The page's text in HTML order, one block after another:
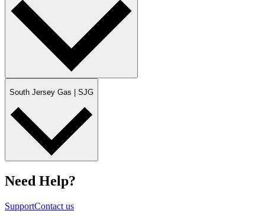
South Jersey Gas | SJG​​​​‌ ‍ ​‍​‍‌‍ ‌ ​‍‌‍‍‌‌‍‌ ‌‍‍‌‌‍ ‍​‍​‍​ ‍‍​‍​‍‌ ​ ‌‍​‌‌‍ ‍‌‍‍‌‌ ‌​‌ ‍‌​‍ ‍‌‍‍‌‌‍ ​‍​‍​‍ ​​‍​‍‌‍‍​‌ ​‍‌‍‌‌‌‍‌‍​‍​‍​ ‍‍​‍​‍‌‍‍​‌ ‌​‌ ‌​‌ ​​​ ‍‍​‍ ​‍ ‌‍ ​‌‍ ‌‍​ ‌‍​‌‌‍ ​‌‍‍​‌‍ ‌ ​ ‌ ‌​​ ‍‍​ ​ ​ ​ ​ ​ ​ ​ ​‍ ‌‍‍‌‌‍ ‍‌ ‌​‌‍‌‌‌‍ ‍‌ ‌​​‍ ‌‍‌‌‌‍‌​‌‍‍‌‌ ‌​​‍ ‌‍ ‌‌‍ ‌‍‌​‌‍‌‌​ ‌‌ ​​‌ ​‍‌‍‌‌‌ ​ ‌‍‌‌‌‍ ‍‌ ‌​‌‍​‌‌ ‌​‌‍‍‌‌‍ ‌‍ ‍​ ‍ ‌‍‍‌‌‍‌​​ ‌‌‍‌​‌‍​‌​ ​​​ ​ ‌‍​ ​ ‍​​ ‌‌‌‍​‍​‍ ‌‌‍‌‍‌‍‌​‌‍​‌​ ​‌​‍ ‌​ ‌​​ ​​‌‍‌‍​ ​‌​‍ ‌​ ‍‌​ ‍‌‌‍‌‍​ ​ ​‍ ‌​ ‌‍​ ‌‌‌‍​‍​ ‍‌‌‍‌​‌‍‌‍‌‍​‍​ ‍​​ ‍​​ ‌‍‌‍​‌​ ‌ ​ ‍ ‌ ‌​‌ ‍‌‌ ​​‌‍‌‌​ ‌‌ ​‍‌‍‌‌‌ ​​‌‍ ‌ ​‍‌ ‌​​ ‍ ‌ ​​‌‍​‌‌ ‌​‌‍‍​​ ‌‌ ‌​‌‍‍‌‌‍ ‌‌‍‌‌‌‌​​‌‍‌‌‌ ​‍‌‍‍‌‌‍ ‌‍‌​‌ ​ ​‍‌‌​ ‌‌‌​​‍‌‌ ‌‍‍ ‌‍‌‌‌ ‍‌​‍‌‌​ ​ ‌​‌​​‍‌‌​ ​ ‌​‌​​‍‌‌​ ​‍​ ​‍​ ​‍​ ‌​​ ​‌​ ‍​‌‍‌​​ ​‍​ ‍​‌‍​ ‌‍‌​​ ​‌‌‍​‌​ ‌‍​‍‌‌​ ​‍​ ​‍​‍‌‌​ ‌‌‌​‌​​‍ ‍‌ ​ ‌‍‌‌‌‍​ ‌ ‌​‌‍‍‌‌‍ ‌‍ ‍‌ ​ ​‍‌‌​ ‌‌‌​​‍‌‌ ‌‍‍ ‌‍‌‌‌ ‍‌​‍‌‌​ ​ ‌​‌​​‍‌‌​ ​ ‌​‌​​‍‌‌​ ​‍​ ​‍‌‍‌‌​ ​‍‌‍‌​‌‍​‌‌‍‌‌​ ​ ​ ‍‌‌‍‌​‌‍​‌​ ​​​ ​‌​ ​‍​‍‌‌​ ​‍​ ​‍​‍‌‌​ ‌‌‌​‌​​‍ ‍‌‍​ ‌‍ ‌‍ ‍‌ ‌​‌‍‌‌‌‍ ‍‌ ‌​​‍‌‌​ ‌‌‌​​‍‌‌ ‌‍‍ ‌‍‌‌‌ ‍‌​‍‌‌​ ​ ‌​‌​​‍‌‌​ ​ ‌​‌​​‍‌‌​ ​‍​ ​‍​ ‍​​ ​‌​ ​ ​ ​‍​ ​ ‌‍‌​​ ‍‌​ ​​​ ‍​​ ​ ​ ​​‌‍​‍​‍‌‌​ ​‍​ ​‍​‍‌‌​ ‌‌‌​‌​​‍ ‍‌‍‍‌‌ ‌​‌‍‌‌‌‍ ‌‌ ​ ​‍‌‌​ ‌‌‌​​‍‌‌ ‌‍‍ ‌‍‌‌‌ ‍‌​‍‌‌​ ​ ‌​‌​​‍‌‌​ ​ ‌​‌​​‍‌‌​ ​‍​ ​‍‌‍​ ‌‍‌​​ ‌‌​ ​​​ ​‌​ ​​‌‍‌‌​ ‍‌‌‍​‍​ ‌ ​ ​‍​ ‌​​‍‌‌​ ​‍​ ​‍​‍‌‌​ ‌‌‌​‌​​‍ ‍‌‍‍​‌‍‌‌‌‍​‌‌‍‌​‌‍‍‌‌‍ ‍‌‍‌ ​ ‌‍​‍‌‍​‌‌ ​ ‌‍‌‌‌‌‌‌‌ ​‍‌‍ ​​ ‌‌‍‍​‌ ‌​‌ ‌​‌ ​​​‍‌‌​ ​ ‌​​‌​‍‌‌​ ​‍‌​‌‍​‍‌‌​ ​‍‌​‌‍‌‍ ​‌‍ ‌‍​ ‌‍​‌‌‍ ​‌‍‍​‌‍ ‌ ​ ‌ ‌​​‍‌‌​ ​ ‌​​‌​ ​ ​ ​ ​ ​ ​ ​ ​‍‌‍‌‍‍‌‌‍‌​​ ‌‌‍‌​‌‍​‌​ ​​​ ​ ‌‍​ ​ ‍​​ ‌‌‌‍​‍​‍ ‌‌‍‌‍‌‍‌​‌‍​‌​ ​‌​‍ ‌​ ‌​​ ​​‌‍‌‍​ ​‌​‍ ‌​ ‍‌​ ‍‌‌‍‌‍​ ​ ​‍ ‌​ ‌‍​ ‌‌‌‍​‍​ ‍‌‌‍‌​‌‍‌‍‌‍​‍​ ‍​​ ‍​​ ‌‍‌‍​‌​ ‌ ​‍‌‍‌ ‌​‌ ‍‌‌ ​​‌‍‌‌​ ‌‌ ​‍‌‍‌‌‌ ​​‌‍ ‌ ​‍‌ ‌​​‍‌‍‌ ​​‌‍​‌‌ ‌​‌‍‍​​ ‌‌ ‌​‌‍‍‌‌‍ ‌‌‍‌‌‌‌​​‌‍‌‌‌ ​‍‌‍‍‌‌‍ ‌‍‌​‌ ​ ​‍‌‌​ ‌‌‌​​‍‌‌ ‌‍‍ ‌‍‌‌‌ ‍‌​‍‌‌​ ​ ‌​‌​​‍‌‌​ ​ ‌​‌​​‍‌‌​ ​‍​ ​‍​ ​‍​ ‌​​ ​‌​ ‍​‌‍‌​​ ​‍​ ‍​‌‍​ ‌‍‌​​ ​‌‌‍​‌​ ‌‍​‍‌‌​ ​‍​ ​‍​‍‌‌​ ‌‌‌​‌​​‍ ‍‌ ​ ‌‍‌‌‌‍​ ‌ ‌​‌‍‍‌‌‍ ‌‍ ‍‌ ​ ​‍‌‌​ ‌‌‌​​‍‌‌ ‌‍‍ ‌‍‌‌‌ ‍‌​‍‌‌​ ​ ‌​‌​​‍‌‌​ ​ ‌​‌​​‍‌‌​ ​‍​ ​‍‌‍‌‌​ ​‍‌‍‌​‌‍​‌‌‍‌‌​ ​ ​ ‍‌‌‍‌​‌‍​‌​ ​​​ ​‌​ ​‍​‍‌‌​ ​‍​ ​‍​‍‌‌​ ‌‌‌​‌​​‍ ‍‌‍​ ‌‍ ‌‍ ‍‌ ‌​‌‍‌‌‌‍ ‍‌ ‌​​‍‌‌​ ‌‌‌​​‍‌‌ ‌‍‍ ‌‍‌‌‌ ‍‌​‍‌‌​ ​ ‌​‌​​‍‌‌​ ​ ‌​‌​​‍‌‌​ ​‍​ ​‍​ ‍​​ ​‌​ ​ ​ ​‍​ ​ ‌‍‌​​ ‍‌​ ​​​ ‍​​ ​ ​ ​​‌‍​‍​‍‌‌​ ​‍​ ​‍​‍‌‌​ ‌‌‌​‌​​‍ ‍‌‍‍‌‌ ‌​‌‍‌‌‌‍ ‌‌ ​ ​‍‌‌​ ‌‌‌​​‍‌‌ ‌‍‍ ‌‍‌‌‌ ‍‌​‍‌‌​ ​ ‌​‌​​‍‌‌​ ​ ‌​‌​​‍‌‌​ ​‍​ ​‍‌‍​ ‌‍‌​​ ‌‌​ ​​​ ​‌​ ​​‌‍‌‌​ ‍‌‌‍​‍​ ‌ ​ ​‍​ ‌​​‍‌‌​ ​‍​ ​‍​‍‌‌​ ‌‌‌​‌​​‍ ‍‌‍‍​‌‍‌‌‌‍​‌‌‍‌​‌‍‍‌‌‍ ‍‌‍‌ ​‍‌‍‌ ​​‌‍‌‌‌ ​‍‌ ​ ‌ ​​‌‍‌‌‌‍​ ‌ ‌​‌‍‍‌‌ ‌‍‌‍‌‌​ ‌‌ ​​‌ ‌‌‌‍​‍‌‍ ​‌‍‍‌‌ ​ ‌‍‍​‌‍‌‌‌‍‌​​‍​‍‌ ‌
Need Help?​​​​‌ ‍ ​‍​‍‌‍ ‌ ​‍‌‍‍‌‌‍‌ ‌‍‍‌‌‍ ‍​‍​‍​ ‍‍​‍​‍‌ ​ ‌‍​‌‌‍ ‍‌‍‍‌‌ ‌​‌ ‍‌​‍ ‍‌‍‍‌‌‍ ​‍​‍​‍ ​​‍​‍‌‍‍​‌ ​‍‌‍‌‌‌‍‌‍​‍​‍​ ‍‍​‍​‍‌‍‍​‌ ‌​‌ ‌​‌ ​​​ ‍‍​‍ ​‍ ‌‍ ​‌‍ ‌‍​ ‌‍​‌‌‍ ​‌‍‍​‌‍ ‌ ​ ‌ ‌​​ ‍‍​ ​ ​ ​ ​ ​ ​ ​ ​‍ ‌‍‍‌‌‍ ‍‌ ‌​‌‍‌‌‌‍ ‍‌ ‌​​‍ ‌‍‌‌‌‍‌​‌‍‍‌‌ ‌​​‍ ‌‍ ‌‌‍ ‌‍‌​‌‍‌‌​ ‌‌ ​​‌ ​‍‌‍‌‌‌ ​ ‌‍‌‌‌‍ ‍‌ ‌​‌‍​‌‌ ‌​‌‍‍‌‌‍ ‌‍ ‍​ ‍ ‌‍‍‌‌‍‌​​ ‌‌ ​ ‌‍‍‌‌ ‌​‌‍‌‌‌​‌‍‌‍ ‌‍ ‌ ‌​‌‍‌‌‌ ​‍​ ‍ ‌ ‌​‌ ‍‌‌ ​​‌‍‌‌​ ‌‌‍‌‍‌‍ ‌‍ ‌ ‌​‌‍‌‌‌ ​‍​ ‍ ‌ ​​‌‍​‌‌ ‌​‌‍‍​​ ‌‌‍ ‌‌‍‌‌‌‍ ‍‌ ‌‌‌ ​ ​‍‌‌​ ‌‌‌​​‍‌‌ ‌‍‍ ‌‍‌‌‌ ‍‌​‍‌‌​ ​ ‌​‌​​‍‌‌​ ​ ‌​‌​​‍‌‌​ ​‍​ ​‍‌‍‌‌‌‍‌‍​ ​‌​ ‌ ​ ​‌‌‍​ ‌‍‌‌‌‍​‌​ ‍‌‌‍‌​​ ​‍‌‍​ ​‍‌‌​ ​‍​ ​‍​‍‌‌​ ‌‌‌​‌​​‍ ‍‌‍‍​‌‍‌‌‌‍​‌‌‍‌​‌‍‍‌‌‍ ‍‌‍‌ ​ ‌‍​‍‌‍​‌‌ ​ ‌‍‌‌‌‌‌‌‌ ​‍‌‍ ​​ ‌‌‍‍​‌ ‌​‌ ‌​‌ ​​​‍‌‌​ ​ ‌​​‌​‍‌‌​ ​‍‌​‌‍​‍‌‌​ ​‍‌​‌‍‌‍ ​‌‍ ‌‍​ ‌‍​‌‌‍ ​‌‍‍​‌‍ ‌ ​ ‌ ‌​​‍‌‌​ ​ ‌​​‌​ ​ ​ ​ ​ ​ ​ ​ ​‍‌‍‌‍‍‌‌‍‌​​ ‌‌ ​ ‌‍‍‌‌ ‌​‌‍‌‌‌​‌‍‌‍ ‌‍ ‌ ‌​‌‍‌‌‌ ​‍​‍‌‍‌ ‌​‌ ‍‌‌ ​​‌‍‌‌​ ‌‌‍‌‍‌‍ ‌‍ ‌ ‌​‌‍‌‌‌ ​‍​‍‌‍‌ ​​‌‍​‌‌ ‌​‌‍‍​​ ‌‌‍ ‌‌‍‌‌‌‍ ‍‌ ‌‌‌ ​ ​‍‌‌​ ‌‌‌​​‍‌‌ ‌‍‍ ‌‍‌‌‌ ‍‌​‍‌‌​ ​ ‌​‌​​‍‌‌​ ​ ‌​‌​​‍‌‌​ ​‍​ ​‍‌‍‌‌‌‍‌‍​ ​‌​ ‌ ​ ​‌‌‍​ ‌‍‌‌‌‍​‌​ ‍‌‌‍‌​​ ​‍‌‍​ ​‍‌‌​ ​‍​ ​‍​‍‌‌​ ‌‌‌​‌​​‍ ‍‌‍‍​‌‍‌‌‌‍​‌‌‍‌​‌‍‍‌‌‍ ‍‌‍‌ ​‍‌‍‌ ​​‌‍‌‌‌ ​‍‌ ​ ‌ ​​‌‍‌‌‌‍​ ‌ ‌​‌‍‍‌‌ ‌‍‌‍‌‌​ ‌‌ ​​‌ ‌‌‌‍​‍‌‍ ​‌‍‍‌‌ ​ ‌‍‍​‌‍‌‌‌‍‌​​‍​‍‌ ‌
Support​​​​‌ ‍ ​‍​‍‌‍ ‌ ​‍‌‍‍‌‌‍‌ ‌‍‍‌‌‍ ‍​‍​‍​ ‍‍​‍​‍‌ ​ ‌‍​‌‌‍ ‍‌‍‍‌‌ ‌​‌ ‍‌​‍ ‍‌‍‍‌‌‍ ​‍​‍​‍ ​​‍​‍‌‍‍​‌ ​‍‌‍‌‌‌‍‌‍​‍​‍​ ‍‍​‍​‍‌‍‍​‌ ‌​‌ ‌​‌ ​​​ ‍‍​‍ ​‍ ‌‍ ​‌‍ ‌‍​ ‌‍​‌‌‍ ​‌‍‍​‌‍ ‌ ​ ‌ ‌​​ ‍‍​ ​ ​ ​ ​ ​ ​ ​ ​‍ ‌‍‍‌‌‍ ‍‌ ‌​‌‍‌‌‌‍ ‍‌ ‌​​‍ ‌‍‌‌‌‍‌​‌‍‍‌‌ ‌​​‍ ‌‍ ‌‌‍ ‌‍‌​‌‍‌‌​ ‌‌ ​​‌ ​‍‌‍‌‌‌ ​ ‌‍‌‌‌‍ ‍‌ ‌​‌‍​‌‌ ‌​‌‍‍‌‌‍ ‌‍ ‍​ ‍ ‌‍‍‌‌‍‌​​ ‌‌ ​ ‌‍‍‌‌ ‌​‌‍‌‌‌​‌‍‌‍ ‌‍ ‌ ‌​‌‍‌‌‌ ​‍​ ‍ ‌ ‌​‌ ‍‌‌ ​​‌‍‌‌​ ‌‌‍‌‍‌‍ ‌‍ ‌ ‌​‌‍‌‌‌ ​‍​ ‍ ‌ ​​‌‍​‌‌ ‌​‌‍‍​​ ‌‌‍ ‌‌‍‌‌‌‍ ‍‌ ‌‌‌ ​ ​‍‌‌​ ‌‌‌​​‍‌‌ ‌‍‍ ‌‍‌‌‌ ‍‌​‍‌‌​ ​ ‌​‌​​‍‌‌​ ​ ‌​‌​​‍‌‌​ ​‍​ ​‍‌‍‌‌‌‍‌‍​ ​‌​ ‌ ​ ​‌‌‍​ ‌‍‌‌‌‍​‌​ ‍‌‌‍‌​​ ​‍‌‍​ ​‍‌‌​ ​‍​ ​‍​‍‌‌​ ‌‌‌​‌​​‍ ‍‌‍‍‌‌ ‌​‌‍‌‌‌‍ ‌‌ ​ ​‍‌‌​ ‌‌‌​​‍‌‌ ‌‍‍ ‌‍‌‌‌ ‍‌​‍‌‌​ ​ ‌​‌​​‍‌‌​ ​ ‌​‌​​‍‌‌​ ​‍​ ​‍‌‍​‌​ ‌‌​ ‍‌‌‍‌‍‌‍‌‌‌‍‌​‌‍​ ​ ​‍‌‍​‌‌‍‌​‌‍​‌‌‍​‍​‍‌‌​ ​‍​ ​‍​‍‌‌​ ‌‌‌​‌​​‍ ‍‌ ‌​‌‍‌‌‌ ‍​‌ ‌​​ ‌‍​‍‌‍​‌‌ ​ ‌‍‌‌‌‌‌‌‌ ​‍‌‍ ​​ ‌‌‍‍​‌ ‌​‌ ‌​‌ ​​​‍‌‌​ ​ ‌​​‌​‍‌‌​ ​‍‌​‌‍​‍‌‌​ ​‍‌​‌‍‌‍ ​‌‍ ‌‍​ ‌‍​‌‌‍ ​‌‍‍​‌‍ ‌ ​ ‌ ‌​​‍‌‌​ ​ ‌​​‌​ ​ ​ ​ ​ ​ ​ ​ ​‍‌‍‌‍‍‌‌‍‌​​ ‌‌ ​ ‌‍‍‌‌ ‌​‌‍‌‌‌​‌‍‌‍ ‌‍ ‌ ‌​‌‍‌‌‌ ​‍​‍‌‍‌ ‌​‌ ‍‌‌ ​​‌‍‌‌​ ‌‌‍‌‍‌‍ ‌‍ ‌ ‌​‌‍‌‌‌ ​‍​‍‌‍‌ ​​‌‍​‌‌ ‌​‌‍‍​​ ‌‌‍ ‌‌‍‌‌‌‍ ‍‌ ‌‌‌ ​ ​‍‌‌​ ‌‌‌​​‍‌‌ ‌‍‍ ‌‍‌‌‌ ‍‌​‍‌‌​ ​ ‌​‌​​‍‌‌​ ​ ‌​‌​​‍‌‌​ ​‍​ ​‍‌‍‌‌‌‍‌‍​ ​‌​ ‌ ​ ​‌‌‍​ ‌‍‌‌‌‍​‌​ ‍‌‌‍‌​​ ​‍‌‍​ ​‍‌‌​ ​‍​ ​‍​‍‌‌​ ‌‌‌​‌​​‍ ‍‌‍‍‌‌ ‌​‌‍‌‌‌‍ ‌‌ ​ ​‍‌‌​ ‌‌‌​​‍‌‌ ‌‍‍ ‌‍‌‌‌ ‍‌​‍‌‌​ ​ ‌​‌​​‍‌‌​ ​ ‌​‌​​‍‌‌​ ​‍​ ​‍‌‍​‌​ ‌‌​ ‍‌‌‍‌‍‌‍‌‌‌‍‌​‌‍​ ​ ​‍‌‍​‌‌‍‌​‌‍​‌‌‍​‍​‍‌‌​ ​‍​ ​‍​‍‌‌​ ‌‌‌​‌​​‍ ‍‌ ‌​‌‍‌‌‌ ‍​‌ ‌​​‍‌‍‌ ​​‌‍‌‌‌ ​‍‌ ​ ‌ ​​‌‍‌‌‌‍​ ‌ ‌​‌‍‍‌‌ ‌‍‌‍‌‌​ ‌‌ ​​‌ ‌‌‌‍​‍‌‍ ​‌‍‍‌‌ ​ ‌‍‍​‌‍‌‌‌‍‌​​‍​‍‌ ‌Contact us​​​​‌ ‍ ​‍​‍‌‍ ‌ ​‍‌‍‍‌‌‍‌ ‌‍‍‌‌‍ ‍​‍​‍​ ‍‍​‍​‍‌ ​ ‌‍​‌‌‍ ‍‌‍‍‌‌ ‌​‌ ‍‌​‍ ‍‌‍‍‌‌‍ ​‍​‍​‍ ​​‍​‍‌‍‍​‌ ​‍‌‍‌‌‌‍‌‍​‍​‍​ ‍‍​‍​‍‌‍‍​‌ ‌​‌ ‌​‌ ​​​ ‍‍​‍ ​‍ ‌‍ ​‌‍ ‌‍​ ‌‍​‌‌‍ ​‌‍‍​‌‍ ‌ ​ ‌ ‌​​ ‍‍​ ​ ​ ​ ​ ​ ​ ​ ​‍ ‌‍‍‌‌‍ ‍‌ ‌​‌‍‌‌‌‍ ‍‌ ‌​​‍ ‌‍‌‌‌‍‌​‌‍‍‌‌ ‌​​‍ ‌‍ ‌‌‍ ‌‍‌​‌‍‌‌​ ‌‌ ​​‌ ​‍‌‍‌‌‌ ​ ‌‍‌‌‌‍ ‍‌ ‌​‌‍​‌‌ ‌​‌‍‍‌‌‍ ‌‍ ‍​ ‍ ‌‍‍‌‌‍‌​​ ‌‌ ​ ‌‍‍‌‌ ‌​‌‍‌‌‌​‌‍‌‍ ‌‍ ‌ ‌​‌‍‌‌‌ ​‍​ ‍ ‌ ‌​‌ ‍‌‌ ​​‌‍‌‌​ ‌‌‍‌‍‌‍ ‌‍ ‌ ‌​‌‍‌‌‌ ​‍​ ‍ ‌ ​​‌‍​‌‌ ‌​‌‍‍​​ ‌‌‍ ‌‌‍‌‌‌‍ ‍‌ ‌‌‌ ​ ​‍‌‌​ ‌‌‌​​‍‌‌ ‌‍‍ ‌‍‌‌‌ ‍‌​‍‌‌​ ​ ‌​‌​​‍‌‌​ ​ ‌​‌​​‍‌‌​ ​‍​ ​‍‌‍‌‌‌‍‌‍​ ​‌​ ‌ ​ ​‌‌‍​ ‌‍‌‌‌‍​‌​ ‍‌‌‍‌​​ ​‍‌‍​ ​‍‌‌​ ​‍​ ​‍​‍‌‌​ ‌‌‌​‌​​‍ ‍‌‍‍‌‌ ‌​‌‍‌‌‌‍ ‌‌ ​ ​‍‌‌​ ‌‌‌​​‍‌‌ ‌‍‍ ‌‍‌‌‌ ‍‌​‍‌‌​ ​ ‌​‌​​‍‌‌​ ​ ‌​‌​​‍‌‌​ ​‍​ ​‍​ ‍​‌‍​ ​ ‍​‌‍​‌‌‍‌​‌‍​‍​ ‌‌​ ​ ​ ​ ​ ‌‌​ ‌ ​ ‍​​‍‌‌​ ​‍​ ​‍​‍‌‌​ ‌‌‌​‌​​‍ ‍‌ ‌​‌‍‌‌‌ ‍​‌ ‌​​ ‌‍​‍‌‍​‌‌ ​ ‌‍‌‌‌‌‌‌‌ ​‍‌‍ ​​ ‌‌‍‍​‌ ‌​‌ ‌​‌ ​​​‍‌‌​ ​ ‌​​‌​‍‌‌​ ​‍‌​‌‍​‍‌‌​ ​‍‌​‌‍‌‍ ​‌‍ ‌‍​ ‌‍​‌‌‍ ​‌‍‍​‌‍ ‌ ​ ‌ ‌​​‍‌‌​ ​ ‌​​‌​ ​ ​ ​ ​ ​ ​ ​ ​‍‌‍‌‍‍‌‌‍‌​​ ‌‌ ​ ‌‍‍‌‌ ‌​‌‍‌‌‌​‌‍‌‍ ‌‍ ‌ ‌​‌‍‌‌‌ ​‍​‍‌‍‌ ‌​‌ ‍‌‌ ​​‌‍‌‌​ ‌‌‍‌‍‌‍ ‌‍ ‌ ‌​‌‍‌‌‌ ​‍​‍‌‍‌ ​​‌‍​‌‌ ‌​‌‍‍​​ ‌‌‍ ‌‌‍‌‌‌‍ ‍‌ ‌‌‌ ​ ​‍‌‌​ ‌‌‌​​‍‌‌ ‌‍‍ ‌‍‌‌‌ ‍‌​‍‌‌​ ​ ‌​‌​​‍‌‌​ ​ ‌​‌​​‍‌‌​ ​‍​ ​‍‌‍‌‌‌‍‌‍​ ​‌​ ‌ ​ ​‌‌‍​ ‌‍‌‌‌‍​‌​ ‍‌‌‍‌​​ ​‍‌‍​ ​‍‌‌​ ​‍​ ​‍​‍‌‌​ ‌‌‌​‌​​‍ ‍‌‍‍‌‌ ‌​‌‍‌‌‌‍ ‌‌ ​ ​‍‌‌​ ‌‌‌​​‍‌‌ ‌‍‍ ‌‍‌‌‌ ‍‌​‍‌‌​ ​ ‌​‌​​‍‌‌​ ​ ‌​‌​​‍‌‌​ ​‍​ ​‍​ ‍​‌‍​ ​ ‍​‌‍​‌‌‍‌​‌‍​‍​ ‌‌​ ​ ​ ​ ​ ‌‌​ ‌ ​ ‍​​‍‌‌​ ​‍​ ​‍​‍‌‌​ ‌‌‌​‌​​‍ ‍‌ ‌​‌‍‌‌‌ ‍​‌ ‌​​‍‌‍‌ ​​‌‍‌‌‌ ​‍‌ ​ ‌ ​​‌‍‌‌‌‍​ ‌ ‌​‌‍‍‌‌ ‌‍‌‍‌‌​ ‌‌ ​​‌ ‌‌‌‍​‍‌‍ ​‌‍‍‌‌ ​ ‌‍‍​‌‍‌‌‌‍‌​​‍​‍‌ ‌